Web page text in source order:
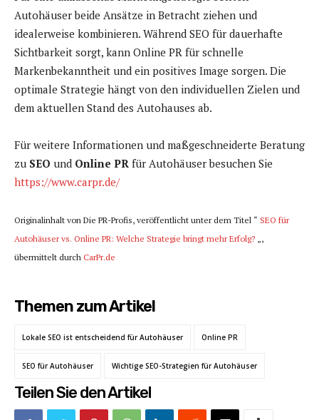
Autohäuser beide Ansätze in Betracht ziehen und
idealerweise kombinieren. Während SEO für dauerhafte
Sichtbarkeit sorgt, kann Online PR für schnelle
Markenbekanntheit und ein positives Image sorgen. Die
optimale Strategie hängt von den individuellen Zielen und
dem aktuellen Stand des Autohauses ab.
Für weitere Informationen und maßgeschneiderte Beratung
zu SEO und Online PR für Autohäuser besuchen Sie
https://www.carpr.de/
Originalinhalt von Die PR-Profis, veröffentlicht unter dem Titel “ SEO für
Autohäuser vs. Online PR: Welche Strategie bringt mehr Erfolg? „,
übermittelt durch CarPr.de
Themen zum Artikel
Lokale SEO ist entscheidend für Autohäuser Online PR
SEO für Autohäuser Wichtige SEO-Strategien für Autohäuser
Teilen Sie den Artikel